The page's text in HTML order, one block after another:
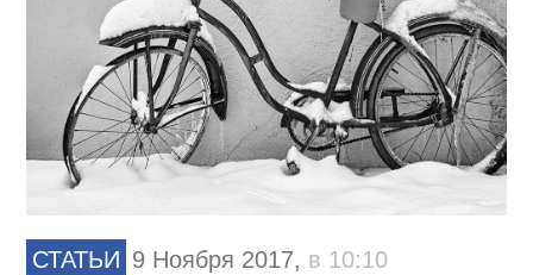
СТАТЬИ 9 Ноября 2017, в 10:10